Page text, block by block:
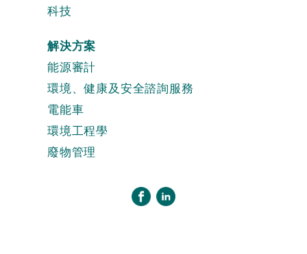
科技
解決方案
能源審計
環境、健康及安全諮詢服務
電能車
環境工程學
廢物管理